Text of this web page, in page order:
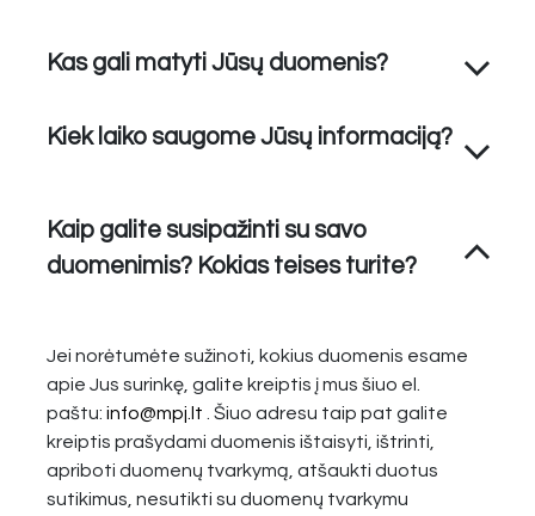
Kas gali matyti Jūsų duomenis?
Kiek laiko saugome Jūsų informaciją?
Kaip galite susipažinti su savo
duomenimis? Kokias teises turite?
Jei norėtumėte sužinoti, kokius duomenis esame
apie Jus surinkę, galite kreiptis į mus šiuo el.
paštu: info@mpj.lt . Šiuo adresu taip pat galite
kreiptis prašydami duomenis ištaisyti, ištrinti,
apriboti duomenų tvarkymą, atšaukti duotus
sutikimus, nesutikti su duomenų tvarkymu